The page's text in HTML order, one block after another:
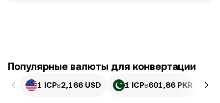
Популярные валюты для конвертации
1 ICPв2,166 USD 1 ICPв601,86 PKR